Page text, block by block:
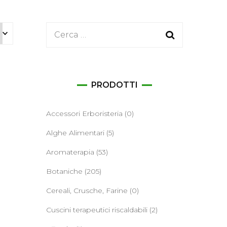
Ricerca
PRODOTTI
Accessori Erboristeria (0)
Alghe Alimentari (5)
Aromaterapia (53)
Botaniche (205)
Cereali, Crusche, Farine (0)
Cuscini terapeutici riscaldabili (2)